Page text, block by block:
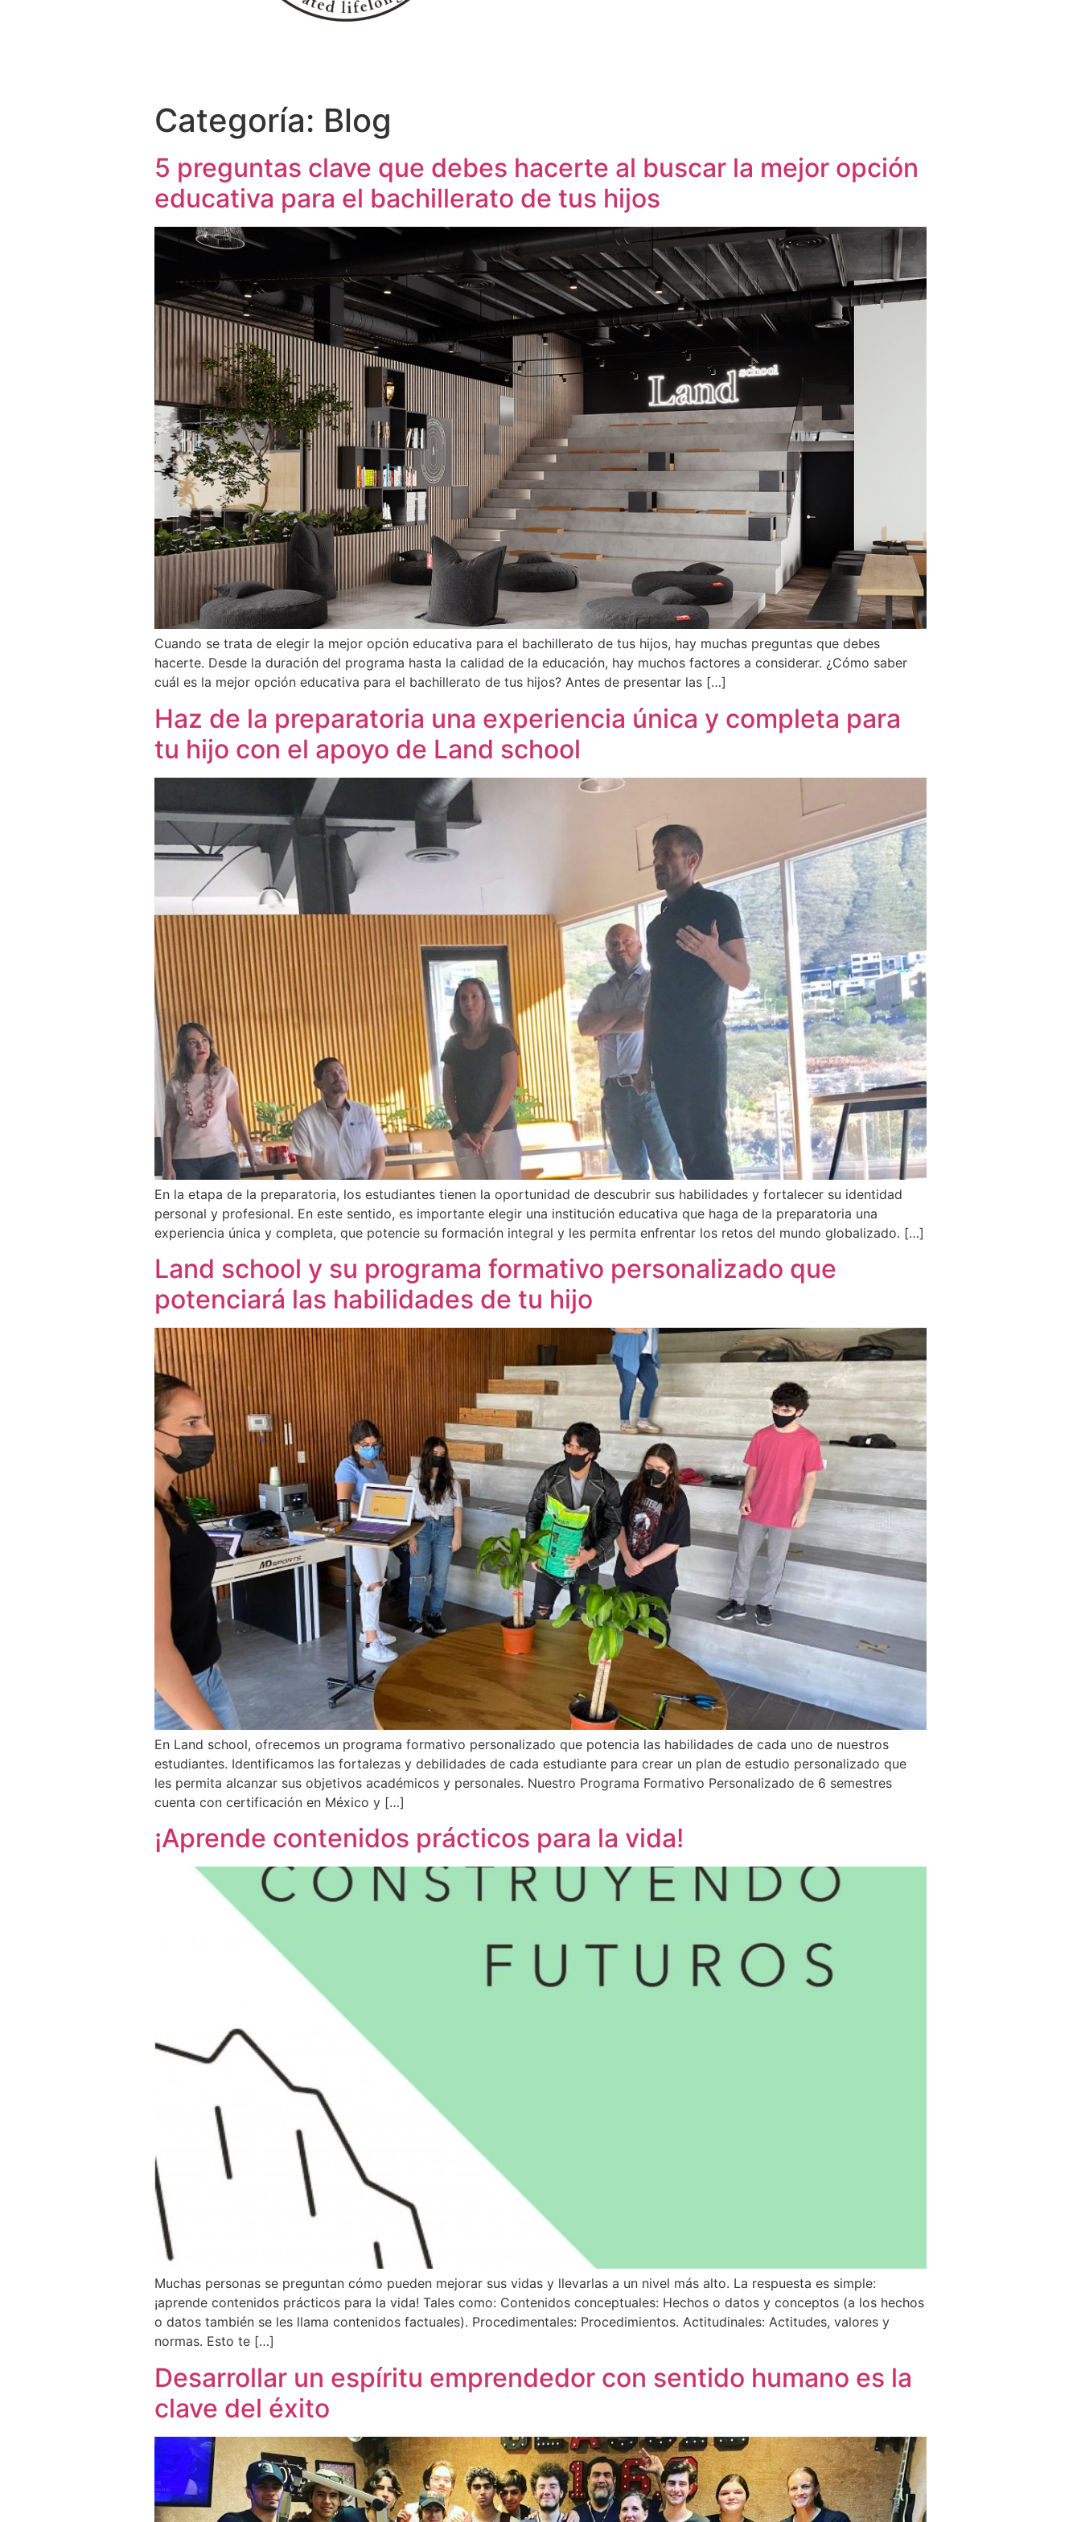
Categoría: Blog
5 preguntas clave que debes hacerte al buscar la mejor opción
educativa para el bachillerato de tus hijos
Cuando se trata de elegir la mejor opción educativa para el bachillerato de tus hijos, hay muchas preguntas que debes
hacerte. Desde la duración del programa hasta la calidad de la educación, hay muchos factores a considerar. ¿Cómo saber
cuál es la mejor opción educativa para el bachillerato de tus hijos? Antes de presentar las […]
Haz de la preparatoria una experiencia única y completa para
tu hijo con el apoyo de Land school
En la etapa de la preparatoria, los estudiantes tienen la oportunidad de descubrir sus habilidades y fortalecer su identidad
personal y profesional. En este sentido, es importante elegir una institución educativa que haga de la preparatoria una
experiencia única y completa, que potencie su formación integral y les permita enfrentar los retos del mundo globalizado. […]
Land school y su programa formativo personalizado que
potenciará las habilidades de tu hijo
En Land school, ofrecemos un programa formativo personalizado que potencia las habilidades de cada uno de nuestros
estudiantes. Identificamos las fortalezas y debilidades de cada estudiante para crear un plan de estudio personalizado que
les permita alcanzar sus objetivos académicos y personales. Nuestro Programa Formativo Personalizado de 6 semestres
cuenta con certificación en México y […]
¡Aprende contenidos prácticos para la vida!
Muchas personas se preguntan cómo pueden mejorar sus vidas y llevarlas a un nivel más alto. La respuesta es simple:
¡aprende contenidos prácticos para la vida! Tales como: Contenidos conceptuales: Hechos o datos y conceptos (a los hechos
o datos también se les llama contenidos factuales). Procedimentales: Procedimientos. Actitudinales: Actitudes, valores y
normas. Esto te […]
Desarrollar un espíritu emprendedor con sentido humano es la
clave del éxito